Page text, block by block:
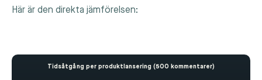
Här är den direkta jämförelsen:
Tidsåtgång per produktlansering (500 kommentarer)